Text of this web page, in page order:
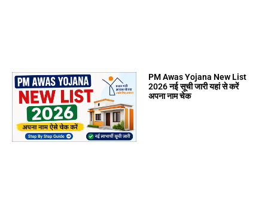
PM Awas Yojana New List
2026 नई सूची जारी यहां से करें
अपना नाम चेक